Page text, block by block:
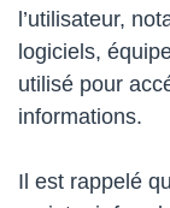
l’utilisateur,
logiciels,
utilisé pour
informations.
Il est rappelé